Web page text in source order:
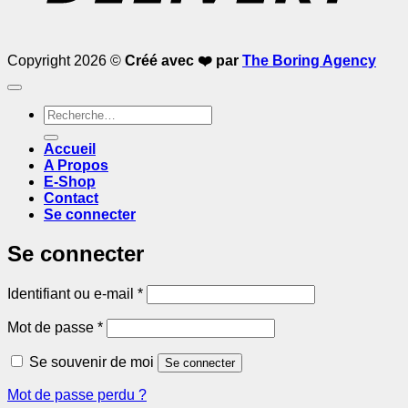
Copyright 2026 © Créé avec ❤️ par The Boring Agency
Recherche
pour :
Accueil
A Propos
E-Shop
Contact
Se connecter
Se connecter
Identifiant ou e-mail *Obligatoire
Mot de passe *Obligatoire
Se souvenir de moi Se connecter
Mot de passe perdu ?